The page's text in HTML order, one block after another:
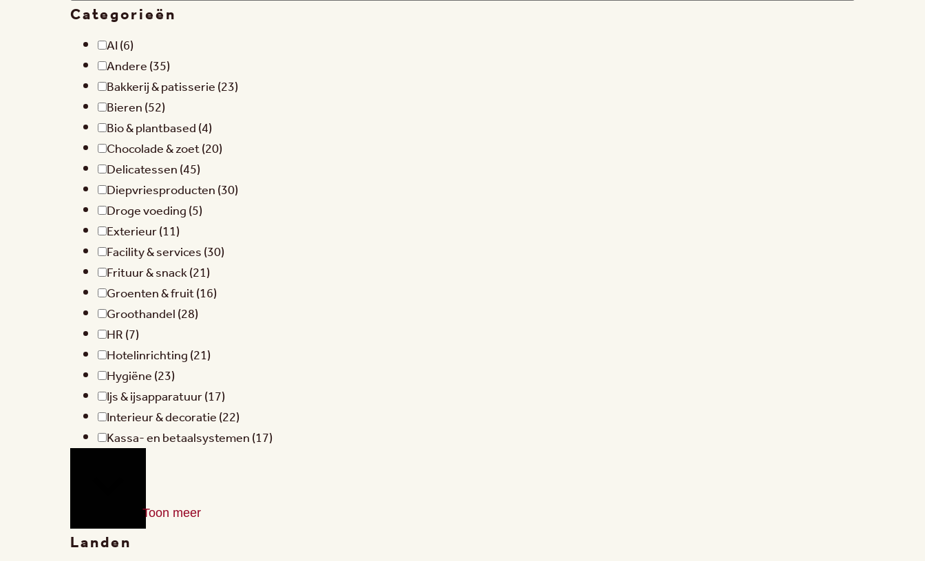
Categorieën
AI(6)
Andere(35)
Bakkerij & patisserie(23)
Bieren(52)
Bio & plantbased(4)
Chocolade & zoet(20)
Delicatessen(45)
Diepvriesproducten(30)
Droge voeding(5)
Exterieur(11)
Facility & services(30)
Frituur & snack(21)
Groenten & fruit(16)
Groothandel(28)
HR(7)
Hotelinrichting(21)
Hygiëne(23)
Ijs & ijsapparatuur(17)
Interieur & decoratie(22)
Kassa- en betaalsystemen(17)
Toon meer
Landen